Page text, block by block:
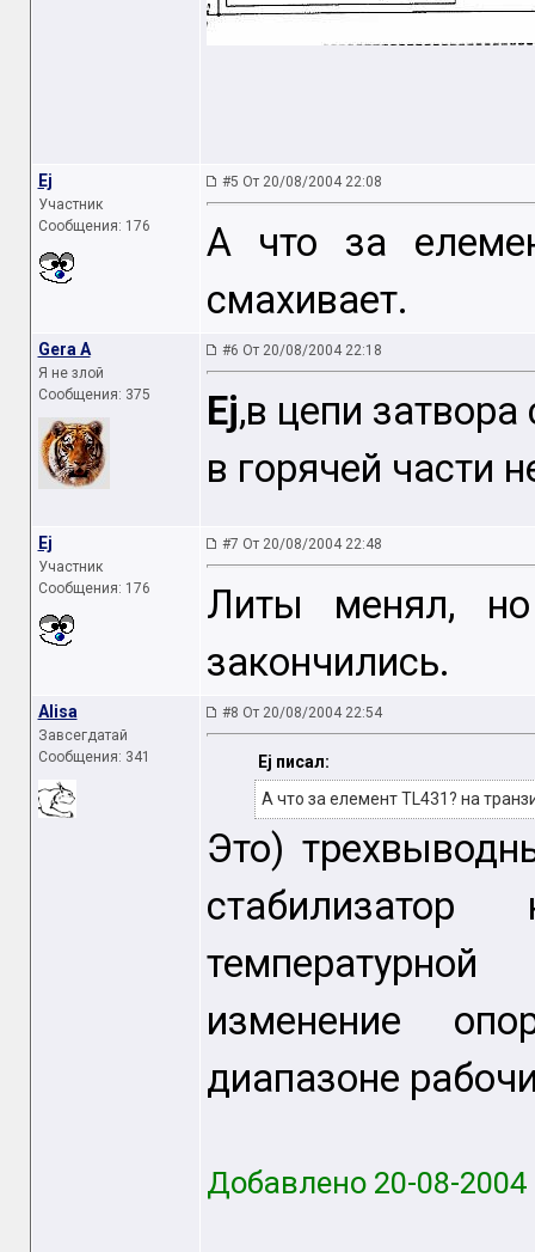
Ej
Участник
Сообщения: 176
#5 От 20/08/2004 22:08
А что за
смахивает.
Gera A
Я не злой
Сообщения: 375
#6 От 20/08/2004 22:18
Ej,в цепи
в горячей части
Ej
Участник
Сообщения: 176
#7 От 20/08/2004 22:48
Литы менял,
закончились.
Alisa
Завсегдатай
Сообщения: 341
#8 От 20/08/2004 22:54
Ej писал:
А что за елемент TL431? на
Это)
изменение
диапазоне
Добавлено 20-08-2004